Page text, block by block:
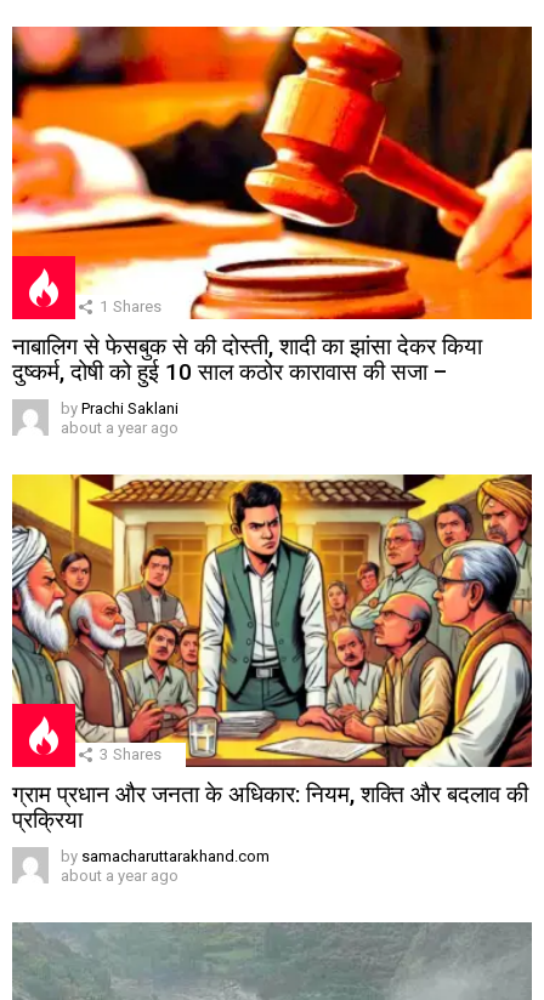
1 Shares
नाबालिग से फेसबुक से की दोस्ती, शादी का झांसा देकर किया
दुष्कर्म, दोषी को हुई 10 साल कठोर कारावास की सजा –
by Prachi Saklani
about a year ago
3 Shares
ग्राम प्रधान और जनता के अधिकार: नियम, शक्ति और बदलाव की
प्रक्रिया
by samacharuttarakhand.com
about a year ago